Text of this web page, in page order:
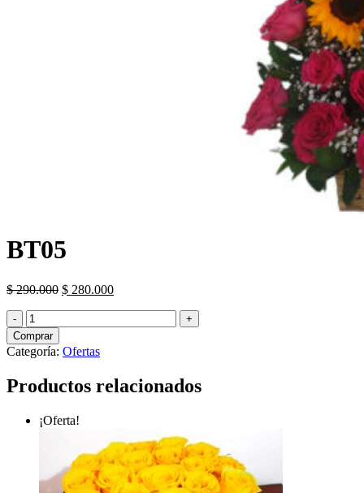
BT05
$290.000 El
$ 290.000.
$ 280.000El
BT05
cantidad
Comprar
Categoría: Ofertas
Productos relacionados
¡Oferta!